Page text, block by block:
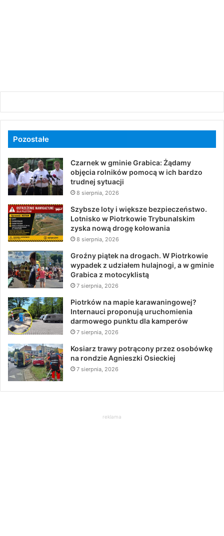
Pozostałe
Czarnek w gminie Grabica: Żądamy
objęcia rolników pomocą w ich bardzo
trudnej sytuacji
8 sierpnia, 2026
Szybsze loty i większe bezpieczeństwo.
Lotnisko w Piotrkowie Trybunalskim
zyska nową drogę kołowania
8 sierpnia, 2026
Groźny piątek na drogach. W Piotrkowie
wypadek z udziałem hulajnogi, a w gminie
Grabica z motocyklistą
7 sierpnia, 2026
Piotrków na mapie karawaningowej?
Internauci proponują uruchomienia
darmowego punktu dla kamperów
7 sierpnia, 2026
Kosiarz trawy potrącony przez osobówkę
na rondzie Agnieszki Osieckiej
7 sierpnia, 2026
reklama